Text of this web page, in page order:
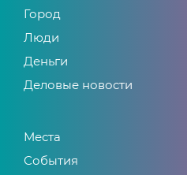
Город
Люди
Деньги
Деловые новости
Места
События